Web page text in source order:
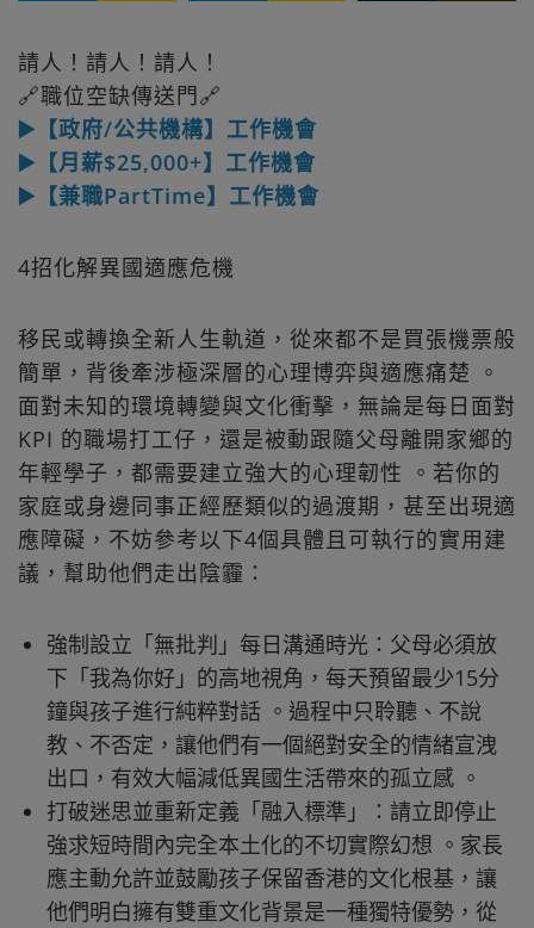
請人！請人！請人！
🔗職位空缺傳送門🔗
▶️【政府/公共機構】工作機會
▶️【月薪$25,000+】工作機會
▶️【兼職PartTime】工作機會
4招化解異國適應危機
移民或轉換全新人生軌道，從來都不是買張機票般
簡單，背後牽涉極深層的心理博弈與適應痛楚 。
面對未知的環境轉變與文化衝擊，無論是每日面對
KPI 的職場打工仔，還是被動跟隨父母離開家鄉的
年輕學子，都需要建立強大的心理韌性 。若你的
家庭或身邊同事正經歷類似的過渡期，甚至出現適
應障礙，不妨參考以下4個具體且可執行的實用建
議，幫助他們走出陰霾：
強制設立「無批判」每日溝通時光：父母必須放
下「我為你好」的高地視角，每天預留最少15分
鐘與孩子進行純粹對話 。過程中只聆聽、不說
教、不否定，讓他們有一個絕對安全的情緒宣洩
出口，有效大幅減低異國生活帶來的孤立感 。
打破迷思並重新定義「融入標準」：請立即停止
強求短時間內完全本土化的不切實際幻想 。家長
應主動允許並鼓勵孩子保留香港的文化根基，讓
他們明白擁有雙重文化背景是一種獨特優勢，從